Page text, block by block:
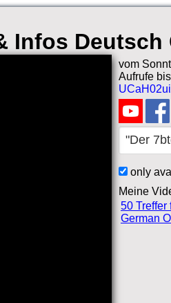
Infos Deutsch
vom
Aufrufe
only
Meine
50 Treffer
German